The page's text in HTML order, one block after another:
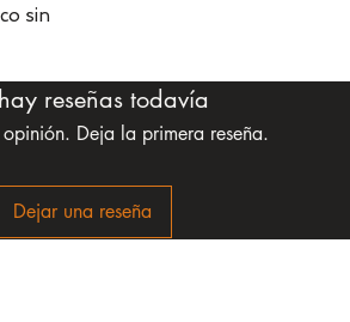
sin
reseñas todavía
Deja la primera reseña.
Dejar una reseña